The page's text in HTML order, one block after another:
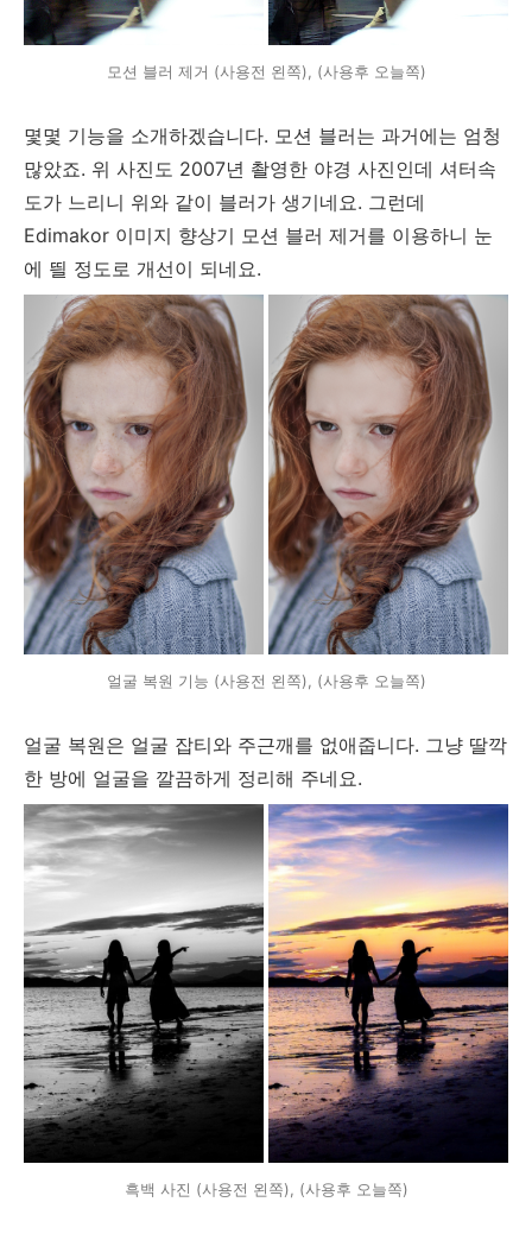
모션 블러 제거 (사용전 왼쪽), (사용후 오늘쪽)
몇몇 기능을 소개하겠습니다. 모션 블러는 과거에는 엄청
많았죠. 위 사진도 2007년 촬영한 야경 사진인데 셔터속
도가 느리니 위와 같이 블러가 생기네요. 그런데
Edimakor 이미지 향상기 모션 블러 제거를 이용하니 눈
에 띌 정도로 개선이 되네요.
얼굴 복원 기능 (사용전 왼쪽), (사용후 오늘쪽)
얼굴 복원은 얼굴 잡티와 주근깨를 없애줍니다. 그냥 딸깍
한 방에 얼굴을 깔끔하게 정리해 주네요.
흑백 사진 (사용전 왼쪽), (사용후 오늘쪽)